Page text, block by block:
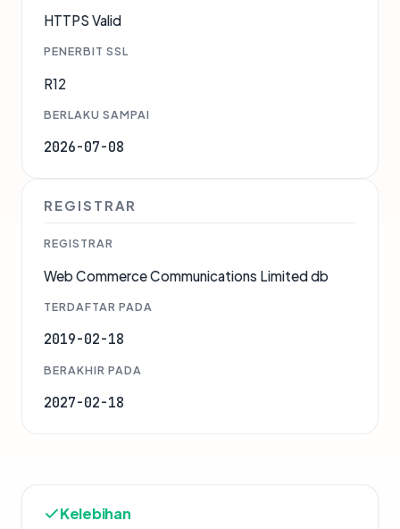
HTTPS Valid
PENERBIT SSL
R12
BERLAKU SAMPAI
2026-07-08
REGISTRAR
REGISTRAR
Web Commerce Communications Limited db
TERDAFTAR PADA
2019-02-18
BERAKHIR PADA
2027-02-18
Kelebihan